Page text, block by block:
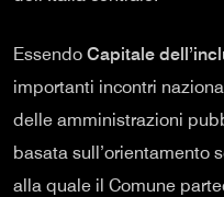
Essendo Capitale
importanti incontri
delle amministrazioni
basata sull’orientamento
alla quale il Comune